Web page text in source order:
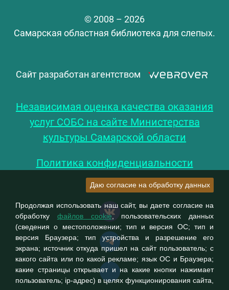
© 2008 – 2026
Самарская областная библиотека для слепых.
Сайт разработан агентством
Независимая оценка качества оказания
услуг СОБС на сайте Министерства
культуры Самарской области
Политика конфиденциальности
Даю согласие на обработку данных
Продолжая использовать наш сайт, вы даете согласие на
обработку файлов cookie, пользовательских данных
(сведения о местоположении; тип и версия ОС; тип и
версия Браузера; тип устройства и разрешение его
экрана; источник откуда пришел на сайт пользователь; с
какого сайта или по какой рекламе; язык ОС и Браузера;
какие страницы открывает и на какие кнопки нажимает
пользователь; ip-адрес) в целях функционирования сайта,